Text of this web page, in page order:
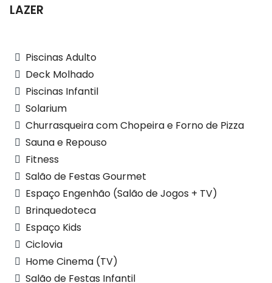
LAZER
Piscinas Adulto
Deck Molhado
Piscinas Infantil
Solarium
Churrasqueira com Chopeira e Forno de Pizza
Sauna e Repouso
Fitness
Salão de Festas Gourmet
Espaço Engenhão (Salão de Jogos + TV)
Brinquedoteca
Espaço Kids
Ciclovia
Home Cinema (TV)
Salão de Festas Infantil